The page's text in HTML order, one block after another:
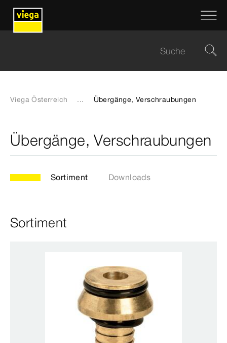
Viega Österreich ... Übergänge, Verschraubungen
Übergänge, Verschraubungen
Sortiment Downloads
Sortiment